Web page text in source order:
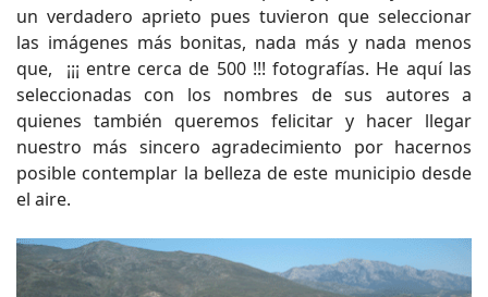
un verdadero aprieto pues tuvieron que seleccionar
las imágenes más bonitas, nada más y nada menos
que, ¡¡¡ entre cerca de 500 !!! fotografías. He aquí las
seleccionadas con los nombres de sus autores a
quienes también queremos felicitar y hacer llegar
nuestro más sincero agradecimiento por hacernos
posible contemplar la belleza de este municipio desde
el aire.